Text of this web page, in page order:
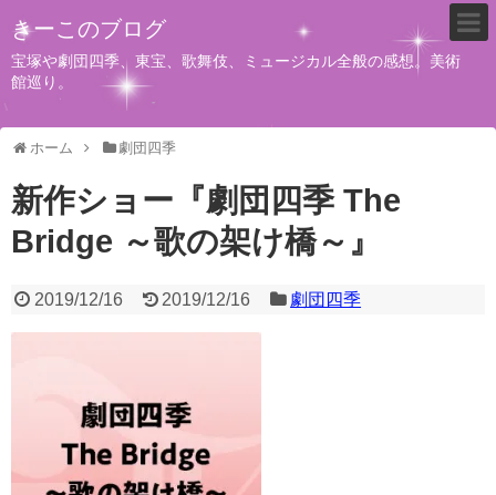
きーこのブログ
宝塚や劇団四季、東宝、歌舞伎、ミュージカル全般の感想。美術
館巡り。
ホーム 劇団四季
新作ショー『劇団四季 The
Bridge ～歌の架け橋～』
2019/12/16 2019/12/16 劇団四季